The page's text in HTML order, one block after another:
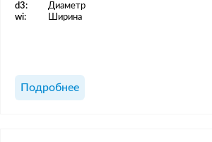
d3:
Диаметр
wi:
Ширина
Подробнее